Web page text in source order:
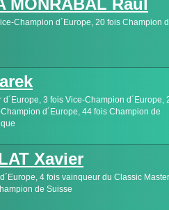
MONRABAL Raúl
Champion d´Europe, 20 fois Champion d
3 fois Vice-Champion d´Europe,
d´Europe, 44 fois Champion de
Xavier
4 fois vainqueur du Classic
de Suisse